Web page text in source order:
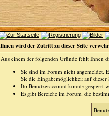
Ihnen wird der Zutritt zu dieser Seite
Aus einem der folgenden Gründe fehlt Ihnen
Sie sind im Forum nicht angemeldet.
Sie die Eingabemöglichkeit auf dieser
Ihr Benutzeraccount könnte gesperrt
Es gibt Bereiche im Forum, die